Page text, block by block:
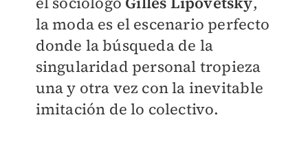
la moda es el escenario perfecto
donde la búsqueda de la
singularidad personal tropieza
una y otra vez con la inevitable
imitación de lo colectivo.